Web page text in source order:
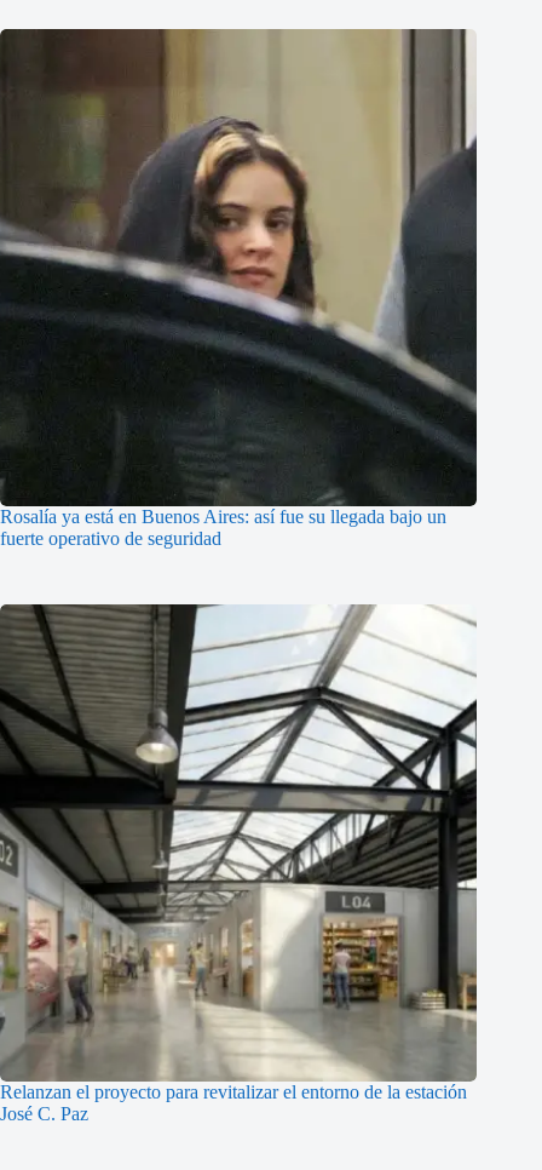
Rosalía ya está en Buenos Aires: así fue su llegada bajo un
fuerte operativo de seguridad
Relanzan el proyecto para revitalizar el entorno de la estación
José C. Paz